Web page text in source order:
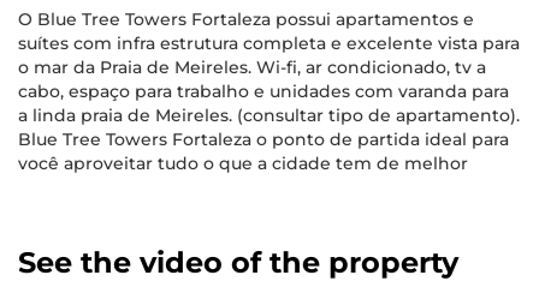
O Blue Tree Towers Fortaleza possui apartamentos e
suítes com infra estrutura completa e excelente vista para
o mar da Praia de Meireles. Wi-fi, ar condicionado, tv a
cabo, espaço para trabalho e unidades com varanda para
a linda praia de Meireles. (consultar tipo de apartamento).
Blue Tree Towers Fortaleza o ponto de partida ideal para
você aproveitar tudo o que a cidade tem de melhor
See the video of the property